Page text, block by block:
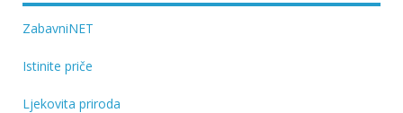
ZabavniNET
Istinite priče
Ljekovita priroda